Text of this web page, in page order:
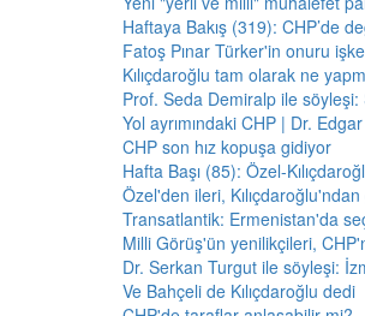
Haftaya Bakış (319): CHP’de
Fatoş Pınar Türker'in onuru
Kılıçdaroğlu tam olarak ne
Prof. Seda Demiralp ile
Yol ayrımındaki CHP | Dr.
CHP son hız kopuşa gidiyor
Hafta Başı (85): Özel-
Özel'den ileri,
Transatlantik: Ermenistan'da
Milli Görüş'ün yenilikçileri,
Dr. Serkan Turgut ile söyleşi:
Ve Bahçeli de Kılıçdaroğlu dedi